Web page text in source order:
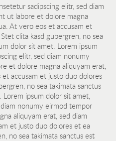
sadipscing elitr, sed diam
ut labore et dolore magna
At vero eos et accusam et
clita kasd gubergren, no sea
dolor sit amet. Lorem ipsum
elitr, sed diam nonumy
et dolore magna aliquyam erat,
accusam et justo duo dolores
no sea takimata sanctus
ipsum dolor sit amet,
nonumy eirmod tempor
aliquyam erat, sed diam
et justo duo dolores et ea
no sea takimata sanctus est